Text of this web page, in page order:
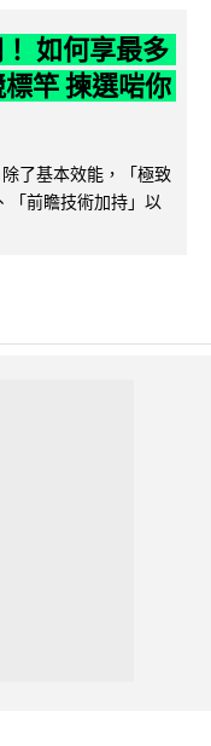
如何享最多
竿 揀選啱你
了基本效能，「極致
「前瞻技術加持」以